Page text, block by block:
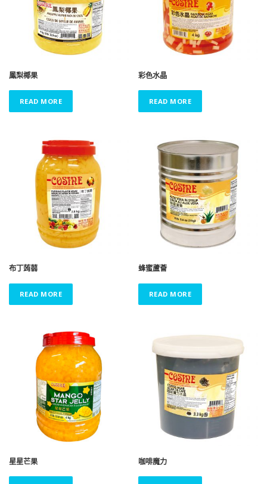
鳳梨椰果
READ MORE
彩色水晶
READ MORE
布丁蒟蒻
READ MORE
蜂蜜蘆薈
READ MORE
星星芒果 咖啡魔力